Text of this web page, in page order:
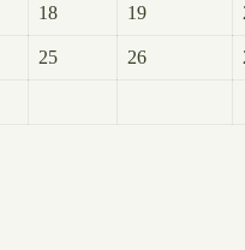
18 19
25 26